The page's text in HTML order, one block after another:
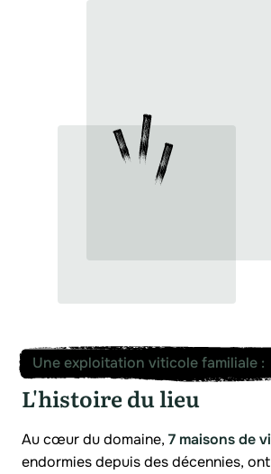
Une exploitation viticole familiale:
L'histoire du lieu
Au cœur du domaine, 7 maisons de
endormies depuis des décennies,